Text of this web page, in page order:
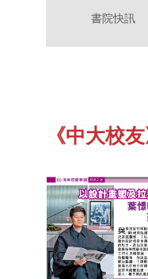
書院快訊
《中大校